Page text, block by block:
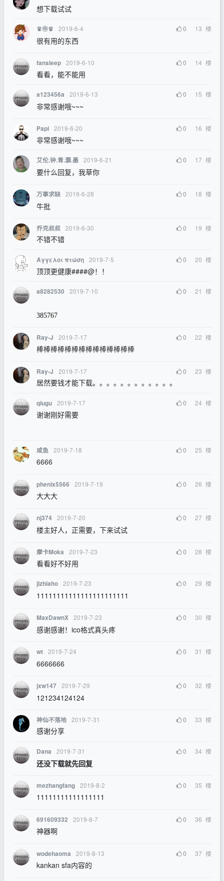
想下载试试
♛㊥♛ 2019-6-4 0 13 楼
很有用的东西
fansleep 2019-6-10 0 14 楼
看看，能不能用
a123456a 2019-6-13 0 15 楼
非常感谢哦~~~
Papi 2019-6-20 0 16 楼
非常感谢哦~~~
艾伦.钟.青.灏.墨 2019-6-21 0 17 楼
要什么回复，我草你
万事求缺 2019-6-28 0 18 楼
牛批
乔克叔叔 2019-6-30 0 19 楼
不错不错
Άγγελοι πτώση 2019-7-5 0 20 楼
顶顶更健康####@！！
a8282530 2019-7-10 0 21 楼
385767
Ray-J 2019-7-17 0 22 楼
棒棒棒棒棒棒棒棒棒棒棒棒棒棒
Ray-J 2019-7-17 0 23 楼
居然要钱才能下载。。。。。。。。。。。。
qiugu 2019-7-17 0 24 楼
谢谢刚好需要
咸鱼 2019-7-18 0 25 楼
6666
phenix5566 2019-7-19 0 26 楼
大大大
nj374 2019-7-20 0 27 楼
楼主好人，正需要，下来试试
摩卡Moka 2019-7-23 0 28 楼
看看好不好用
jizhiaho 2019-7-23 0 29 楼
11111111111111111111111
MaxDawnX 2019-7-23 0 30 楼
感谢感谢！ico格式真头疼
wt 2019-7-24 0 31 楼
6666666
jxw147 2019-7-29 0 32 楼
121234124124
神仙不落地 2019-7-31 0 33 楼
感谢分享
Dana 2019-7-31 0 34 楼
还没下载就先回复
mezhangfang 2019-8-2 0 35 楼
11111111111111111
691609332 2019-8-7 0 36 楼
神器啊
wodehaoma 2019-8-13 0 37 楼
kankan sfa内容的